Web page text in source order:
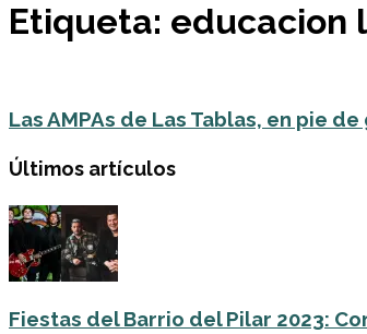
Etiqueta: educacion
Las AMPAs de Las Tablas, en pie
Últimos artículos
Fiestas del Barrio del Pilar 2023: